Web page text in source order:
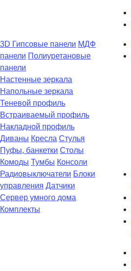
3D Гипсовые панели МДФ
панели Полиуретановые
панели
Настенные зеркала
Напольные зеркала
Теневой профиль
Встраиваемый профиль
Накладной профиль
Диваны Кресла Стулья
Пуфы, банкетки Столы
Комоды Тумбы Консоли
Радиовыключатели Блоки
управления Датчики
Сервер умного дома
Комплекты